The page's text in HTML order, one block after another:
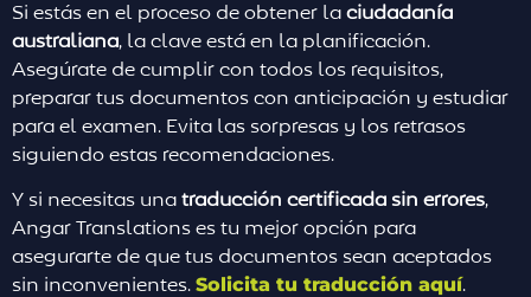
Si estás en el proceso de obtener la ciudadanía
australiana, la clave está en la planificación.
Asegúrate de cumplir con todos los requisitos,
preparar tus documentos con anticipación y estudiar
para el examen. Evita las sorpresas y los retrasos
siguiendo estas recomendaciones.
Y si necesitas una traducción certificada sin errores,
Angar Translations es tu mejor opción para
asegurarte de que tus documentos sean aceptados
sin inconvenientes. Solicita tu traducción aquí.